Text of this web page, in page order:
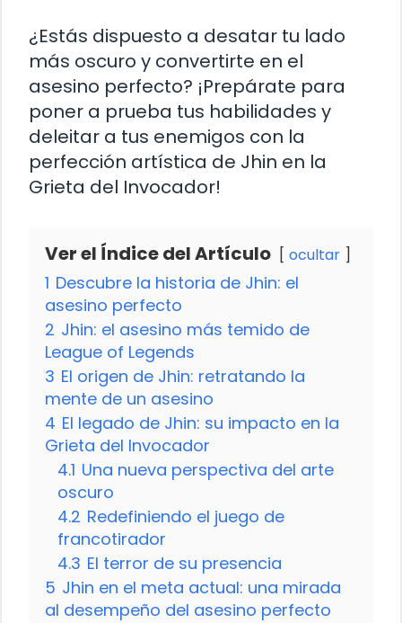
¿Estás dispuesto a desatar tu lado
más oscuro y convertirte en el
asesino perfecto? ¡Prepárate para
poner a prueba tus habilidades y
deleitar a tus enemigos con la
perfección artística de Jhin en la
Grieta del Invocador!
Ver el Índice del Artículo ocultar
1 Descubre la historia de Jhin: el
asesino perfecto
2 Jhin: el asesino más temido de
League of Legends
3 El origen de Jhin: retratando la
mente de un asesino
4 El legado de Jhin: su impacto en la
Grieta del Invocador
4.1 Una nueva perspectiva del arte
oscuro
4.2 Redefiniendo el juego de
francotirador
4.3 El terror de su presencia
5 Jhin en el meta actual: una mirada
al desempeño del asesino perfecto